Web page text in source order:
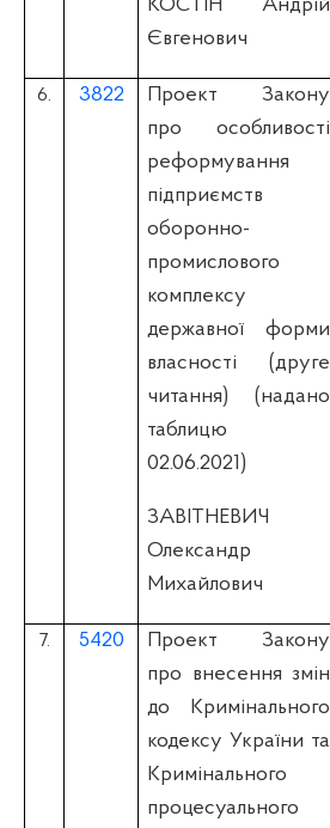
КОСТІН Андрій
Євгенович
6. 3822
Проект Закону
про особливості
реформування
підприємств
оборонно-
промислового
комплексу
державної форми
власності (друге
читання) (надано
таблицю
02.06.2021)
ЗАВІТНЕВИЧ
Олександр
Михайлович
7. 5420
Проект Закону
про внесення змін
до Кримінального
кодексу України та
Кримінального
процесуального